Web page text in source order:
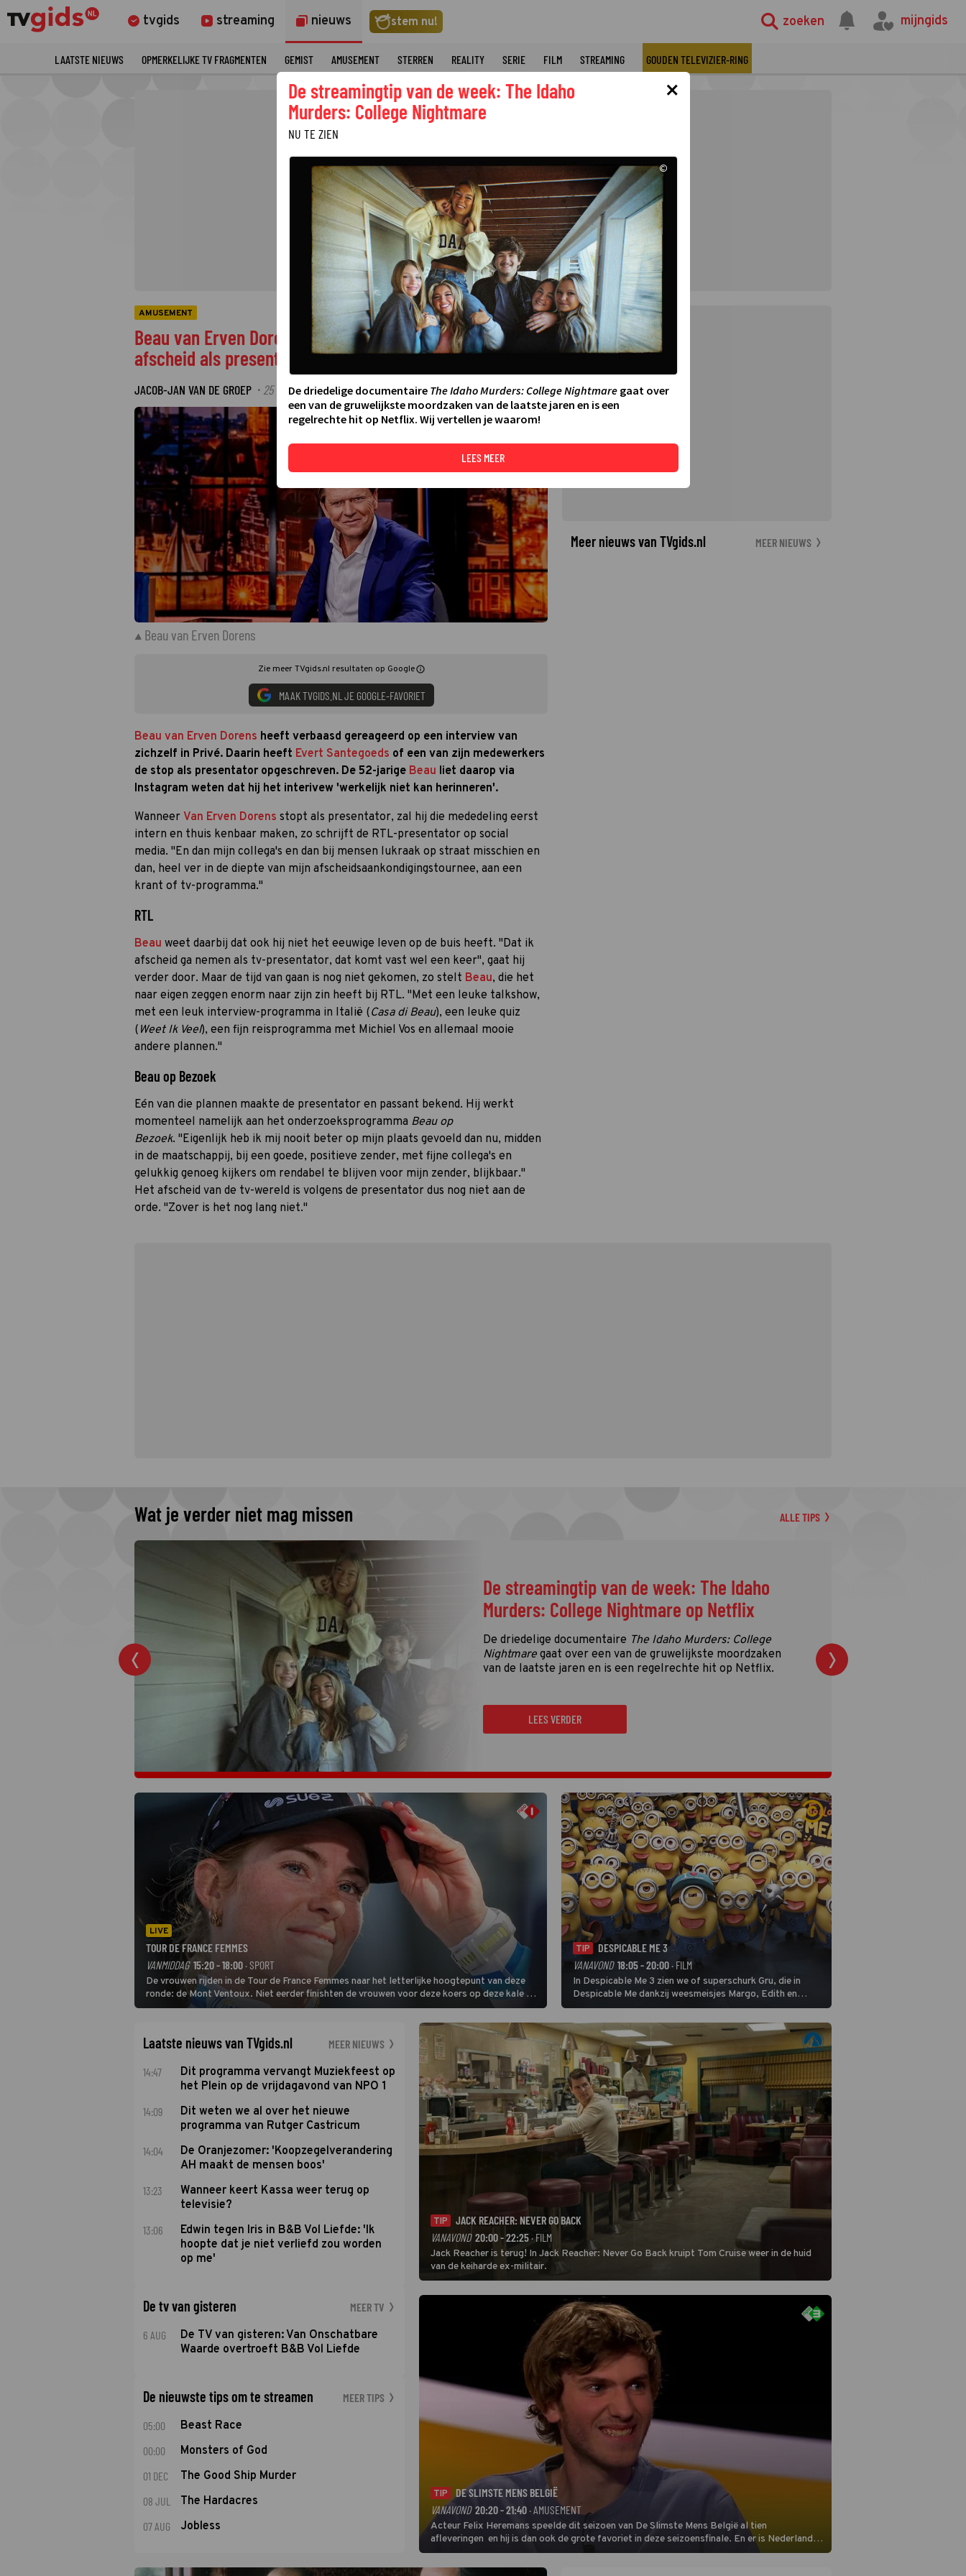
tvgids streaming nieuws stem nu! zoeken mijngids
LAATSTE NIEUWS OPMERKELIJKE TV FRAGMENTEN GEMIST AMUSEMENT STERREN REALITY SERIE FILM STREAMING GOUDEN TELEVIZIER-RING
AMUSEMENT
Beau van Erven Dorens ontkent verhaal in Privé over
afscheid als presentator
JACOB-JAN VAN DE GROEP · 25 NOVEMBER 2023 11:49
©
Beau van Erven Dorens
Zie meer TVgids.nl resultaten op Google
MAAK TVGIDS.NL JE GOOGLE-FAVORIET
Beau van Erven Dorens heeft verbaasd gereageerd op een interview van
zichzelf in Privé. Daarin heeft Evert Santegoeds of een van zijn medewerkers
de stop als presentator opgeschreven. De 52-jarige Beau liet daarop via
Instagram weten dat hij het interivew 'werkelijk niet kan herinneren'.
Wanneer Van Erven Dorens stopt als presentator, zal hij die mededeling eerst
intern en thuis kenbaar maken, zo schrijft de RTL-presentator op social
media. "En dan mijn collega's en dan bij mensen lukraak op straat misschien en
dan, heel ver in de diepte van mijn afscheidsaankondigingstournee, aan een
krant of tv-programma."
RTL
Beau weet daarbij dat ook hij niet het eeuwige leven op de buis heeft. "Dat ik
afscheid ga nemen als tv-presentator, dat komt vast wel een keer", gaat hij
verder door. Maar de tijd van gaan is nog niet gekomen, zo stelt Beau, die het
naar eigen zeggen enorm naar zijn zin heeft bij RTL. "Met een leuke talkshow,
met een leuk interview-programma in Italië (Casa di Beau), een leuke quiz
( Weet Ik Veel), een fijn reisprogramma met Michiel Vos en allemaal mooie
andere plannen."
Beau op Bezoek
Eén van die plannen maakte de presentator en passant bekend. Hij werkt
momenteel namelijk aan het onderzoeksprogramma Beau op
Bezoek. "Eigenlijk heb ik mij nooit beter op mijn plaats gevoeld dan nu, midden
in de maatschappij, bij een goede, positieve zender, met fijne collega's en
gelukkig genoeg kijkers om rendabel te blijven voor mijn zender, blijkbaar."
Het afscheid van de tv-wereld is volgens de presentator dus nog niet aan de
orde. "Zover is het nog lang niet."
Meer nieuws van TVgids.nl MEER NIEUWS
Wat je verder niet mag missen ALLE TIPS
De streamingtip van de week: The Idaho
Murders: College Nightmare op Netflix
De driedelige documentaire The Idaho Murders: College
Nightmare gaat over een van de gruwelijkste moordzaken
van de laatste jaren en is een regelrechte hit op Netflix.
LEES VERDER
LIVE
TOUR DE FRANCE FEMMES
VANMIDDAG 15:20 - 18:00 · SPORT
De vrouwen rijden in de Tour de France Femmes naar het letterlijke hoogtepunt van deze
ronde: de Mont Ventoux. Niet eerder finishten de vrouwen voor deze koers op deze kale col
uit de buitencategorie. De aanloop naar de slotklim is vlak.
TIP
DESPICABLE ME 3
VANAVOND 18:05 - 20:00 · FILM
In Despicable Me 3 zien we of superschurk Gru, die in
Despicable Me dankzij weesmeisjes Margo, Edith en
Agnes de overstap naar het rechte pad maakte, ook op
dat pad weet te blijven.
Laatste nieuws van TVgids.nl MEER NIEUWS
14:47
Dit programma vervangt Muziekfeest op
het Plein op de vrijdagavond van NPO 1
14:09
Dit weten we al over het nieuwe
programma van Rutger Castricum
14:04
De Oranjezomer: 'Koopzegelverandering
AH maakt de mensen boos'
13:23
Wanneer keert Kassa weer terug op
televisie?
13:06
Edwin tegen Iris in B&B Vol Liefde: 'Ik
hoopte dat je niet verliefd zou worden
op me'
De tv van gisteren MEER TV
6 AUG
De TV van gisteren: Van Onschatbare
Waarde overtroeft B&B Vol Liefde
De nieuwste tips om te streamen MEER TIPS
05:00 Beast Race
00:00 Monsters of God
01 DEC The Good Ship Murder
08 JUL The Hardacres
07 AUG Jobless
TIP
JACK REACHER: NEVER GO BACK
VANAVOND 20:00 - 22:25· FILM
Jack Reacher is terug! In Jack Reacher: Never Go Back kruipt Tom Cruise weer in de huid
van de keiharde ex-militair.
TIP
DE SLIMSTE MENS BELGIË
VANAVOND 20:20 - 21:40 · AMUSEMENT
Acteur Felix Heremans speelde dit seizoen van De Slimste Mens België al tien
afleveringen en hij is dan ook de grote favoriet in deze seizoensfinale. En er is Nederlandse
inbreng, want komiek Soundos El Ahmadi neemt plaats aan de jurytafel.
×
De streamingtip van de week: The Idaho
Murders: College Nightmare
NU TE ZIEN
©
De driedelige documentaire The Idaho Murders: College Nightmaregaat over
een van de gruwelijkste moordzaken van de laatste jaren en is een
regelrechte hit op Netflix. Wij vertellen je waarom!
LEES MEER